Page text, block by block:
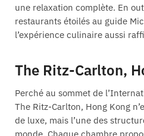
une relaxation complète. En
restaurants étoilés au guide
l’expérience culinaire aussi
The Ritz-Carlton,
Perché au sommet de
The Ritz-Carlton, Hong Kong
de luxe, mais l’une des
monde. Chaque chambre